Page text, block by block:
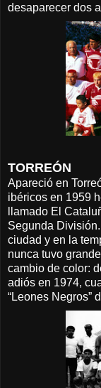
desaparecer dos
TORREÓN
Apareció en
ibéricos en 1959
llamado El
Segunda
ciudad y en la
nunca tuvo
cambio de color:
adiós en 1974,
“Leones Negros”